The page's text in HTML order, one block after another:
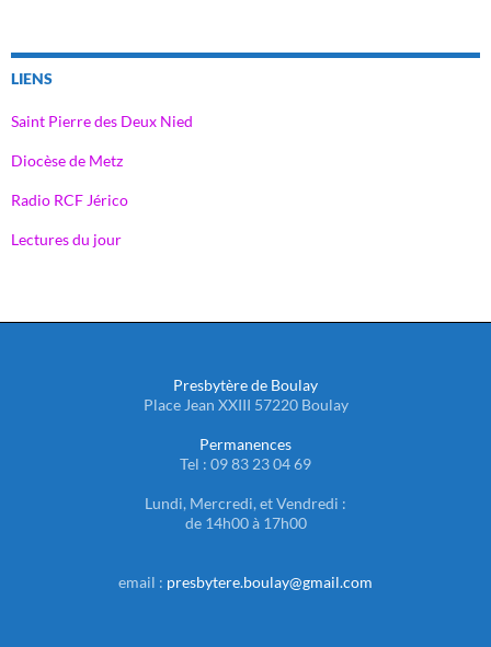
LIENS
Saint Pierre des Deux Nied
Diocèse de Metz
Radio RCF Jérico
Lectures du jour
Presbytère de Boulay
Place Jean XXIII 57220 Boulay
Permanences
Tel : 09 83 23 04 69
Lundi, Mercredi, et Vendredi :
de 14h00 à 17h00
email : presbytere.boulay@gmail.com